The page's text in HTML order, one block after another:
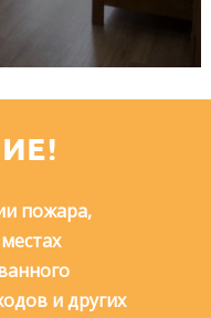
пожара,
и других